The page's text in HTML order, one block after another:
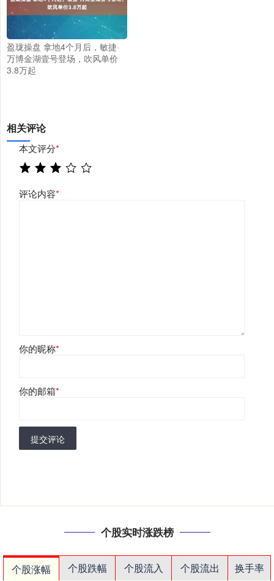
盈珑操盘 拿地4个月后，敏捷·
万博金湖壹号登场，吹风单价
3.8万起
相关评论
本文评分*
评论内容*
你的昵称*
你的邮箱*
提交评论
个股实时涨跌榜
个股涨幅 个股跌幅 个股流入 个股流出
换手率